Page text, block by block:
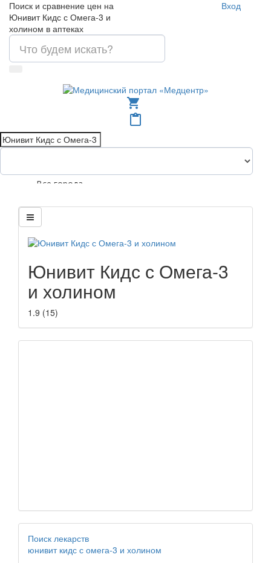
Поиск и сравнение цен на
Юнивит Кидс с Омега-3 и
холином в аптеках
Вход
shopping_cart
content_paste
Все города
Юнивит Кидс с Омега-3
и холином
1.9 (15)
Поиск лекарств
юнивит кидс с омега-3 и холином